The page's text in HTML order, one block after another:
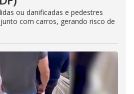
ou danificadas e pedestres
com carros, gerando risco de